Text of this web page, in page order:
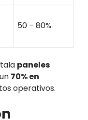
50 – 80%
paneles
70% en
operativos.